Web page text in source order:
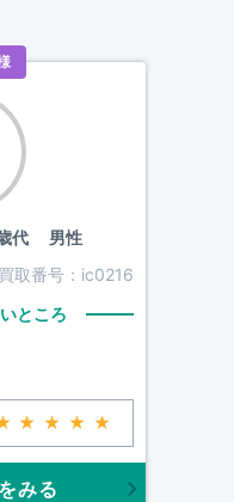
男性
買取番号： ic0216
ところ
みる